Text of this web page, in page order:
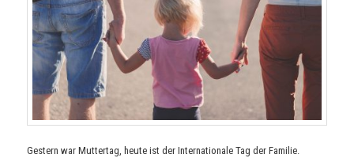
Gestern war Muttertag, heute ist der Internationale Tag der Familie.